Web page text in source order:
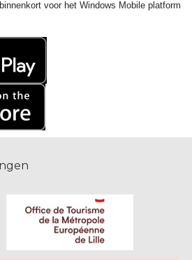
voor het Windows Mobile platform